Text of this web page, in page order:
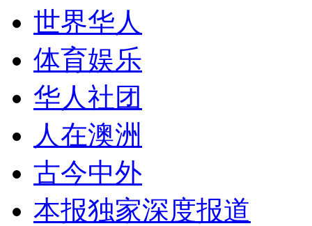
世界华人
体育娱乐
华人社团
人在澳洲
古今中外
本报独家深度报道